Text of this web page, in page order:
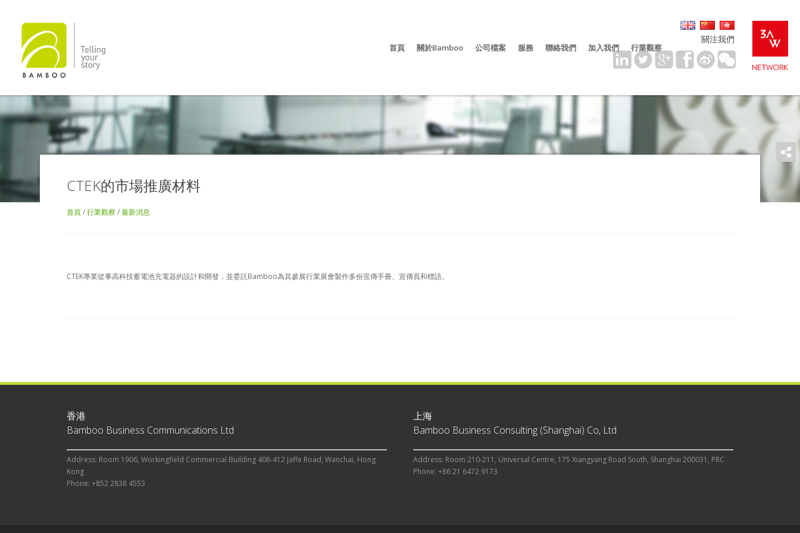
首頁 關於Bamboo 公司檔案 服務 聯絡我們 加入我們 行業觀察
關注我們
CTEK的市場推廣材料
首頁/行業觀察 /最新消息
CTEK專業從事高科技蓄電池充電器的設計和開發，並委託Bamboo為其參展行業展會製作多份宣傳手冊、宣傳頁和標語。
香港
Bamboo Business Communications Ltd
Address: Room 1906, Workingfield Commercial Building 408-412 Jaffe Road, Wanchai, Hong
Kong
Phone: +852 2838 4553
上海
Bamboo Business Consulting (Shanghai) Co, Ltd
Address: Room 210-211, Universal Centre, 175 Xiangyang Road South, Shanghai 200031, PRC
Phone: +86 21 6472 9173